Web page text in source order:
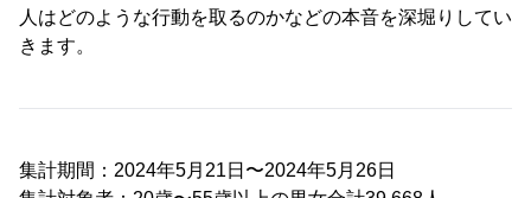
人はどのような行動を取るのかなどの本音を深堀りしてい
きます。
集計期間：2024年5月21日〜2024年5月26日